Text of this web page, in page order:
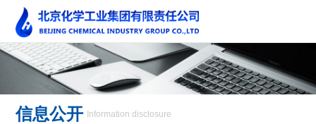
信息公开 Information disclosure